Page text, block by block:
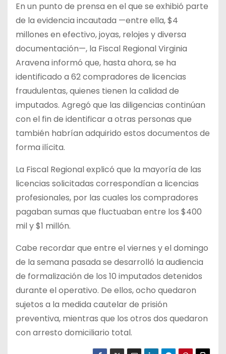
En un punto de prensa en el que se exhibió parte
de la evidencia incautada —entre ella, $4
millones en efectivo, joyas, relojes y diversa
documentación—, la Fiscal Regional Virginia
Aravena informó que, hasta ahora, se ha
identificado a 62 compradores de licencias
fraudulentas, quienes tienen la calidad de
imputados. Agregó que las diligencias continúan
con el fin de identificar a otras personas que
también habrían adquirido estos documentos de
forma ilícita.
La Fiscal Regional explicó que la mayoría de las
licencias solicitadas correspondían a licencias
profesionales, por las cuales los compradores
pagaban sumas que fluctuaban entre los $400
mil y $1 millón.
Cabe recordar que entre el viernes y el domingo
de la semana pasada se desarrolló la audiencia
de formalización de los 10 imputados detenidos
durante el operativo. De ellos, ocho quedaron
sujetos a la medida cautelar de prisión
preventiva, mientras que los otros dos quedaron
con arresto domiciliario total.